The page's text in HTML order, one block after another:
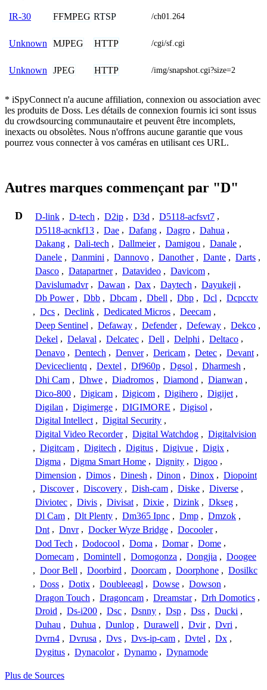
IR-30 FFMPEG RTSP /ch01.264
Unknown MJPEG HTTP /cgi/sf.cgi
Unknown JPEG HTTP /img/snapshot.cgi?size=2
* iSpyConnect n'a aucune affiliation, connexion ou association avec
les produits de Doss. Les détails de connexion fournis ici sont issus
du crowdsourcing communautaire et peuvent être incomplets,
inexacts ou obsolètes. Nous n'offrons aucune garantie que vous
pourrez vous connecter à vos caméras en utilisant ces URL.
Autres marques commençant par "D"
D D-link , D-tech , D2ip , D3d , D5118-acfsvt7 ,
D5118-acnkf13 , Dae , Dafang , Dagro , Dahua ,
Dakang , Dali-tech , Dallmeier , Damigou , Danale ,
Danele , Danmini , Dannovo , Danother , Dante , Darts ,
Dasco , Datapartner , Datavideo , Davicom ,
Davislumadvr , Dawan , Dax , Daytech , Dayukeji ,
Db Power , Dbb , Dbcam , Dbell , Dbp , Dcl , Dcpcctv
, Dcs , Declink , Dedicated Micros , Deecam ,
Deep Sentinel , Defaway , Defender , Defeway , Dekco ,
Dekel , Delaval , Delcatec , Dell , Delphi , Deltaco ,
Denavo , Dentech , Denver , Dericam , Detec , Devant ,
Deviceclientq , Dextel , Df960p , Dgsol , Dharmesh ,
Dhi Cam , Dhwe , Diadromos , Diamond , Dianwan ,
Dico-800 , Digicam , Digicom , Digihero , Digijet ,
Digilan , Digimerge , DIGIMORE , Digisol ,
Digital Intellect , Digital Security ,
Digital Video Recorder , Digital Watchdog , Digitalvision
, Digitcam , Digitech , Digitus , Digivue , Digix ,
Digma , Digma Smart Home , Dignity , Digoo ,
Dimension , Dimos , Dinesh , Dinon , Dinox , Diopoint
, Discover , Discovery , Dish-cam , Diske , Diverse ,
Diviotec , Divis , Divisat , Dixie , Dizink , Dkseg ,
Dl Cam , Dlt Plenty , Dm365 Ipnc , Dmp , Dmzok ,
Dnt , Dnvr , Docker Wyze Bridge , Docooler ,
Dod Tech , Dodocool , Doma , Domar , Dome ,
Domecam , Domintell , Domogonza , Dongjia , Doogee
, Door Bell , Doorbird , Doorcam , Doorphone , Dosilkc
, Doss , Dotix , Doubleeagl , Dowse , Dowson ,
Dragon Touch , Dragoncam , Dreamstar , Drh Domotics ,
Droid , Ds-i200 , Dsc , Dsnny , Dsp , Dss , Ducki ,
Duhau , Duhua , Dunlop , Durawell , Dvir , Dvri ,
Dvrn4 , Dvrusa , Dvs , Dvs-ip-cam , Dvtel , Dx ,
Dygitus , Dynacolor , Dynamo , Dynamode
Plus de Sources